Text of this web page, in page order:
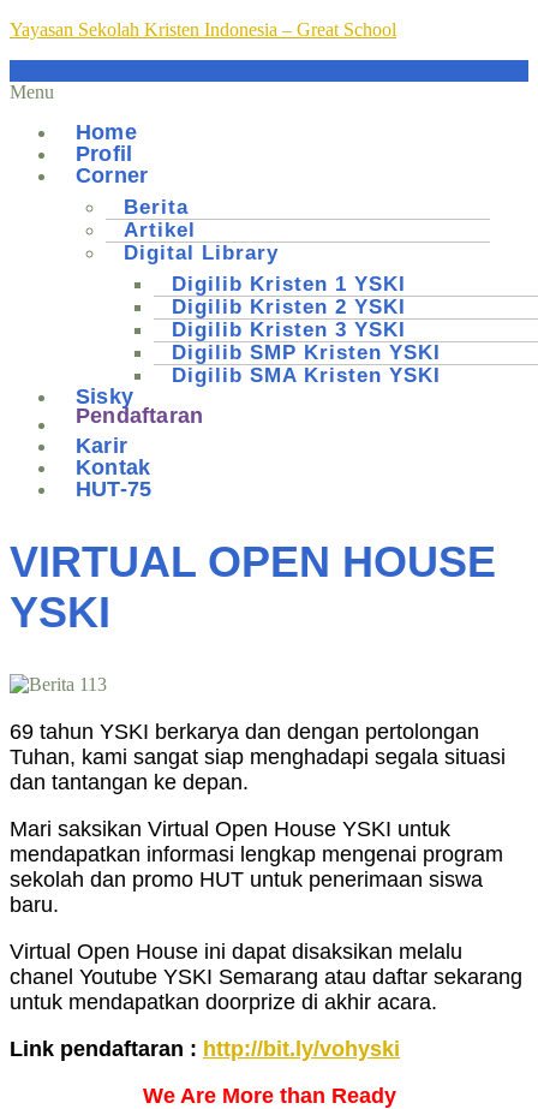
Yayasan Sekolah Kristen Indonesia – Great School
Menu
Home
Profil
Corner
Berita
Artikel
Digital Library
Digilib Kristen 1 YSKI
Digilib Kristen 2 YSKI
Digilib Kristen 3 YSKI
Digilib SMP Kristen YSKI
Digilib SMA Kristen YSKI
Sisky
Pendaftaran
Karir
Kontak
HUT-75
VIRTUAL OPEN HOUSE
YSKI
69 tahun YSKI berkarya dan dengan pertolongan
Tuhan, kami sangat siap menghadapi segala situasi
dan tantangan ke depan.
Mari saksikan Virtual Open House YSKI untuk
mendapatkan informasi lengkap mengenai program
sekolah dan promo HUT untuk penerimaan siswa
baru.
Virtual Open House ini dapat disaksikan melalu
chanel Youtube YSKI Semarang atau daftar sekarang
untuk mendapatkan doorprize di akhir acara.
Link pendaftaran : http://bit.ly/vohyski
We Are More than Ready